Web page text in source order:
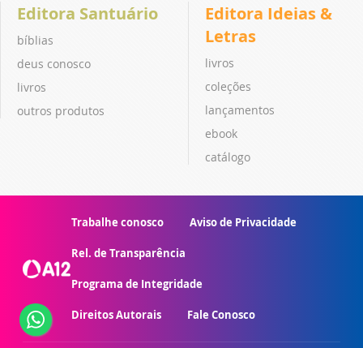
Editora Santuário
bíblias
deus conosco
livros
outros produtos
Editora Ideias &
Letras
livros
coleções
lançamentos
ebook
catálogo
Trabalhe conosco Aviso de Privacidade
Rel. de Transparência
Programa de Integridade
Direitos Autorais Fale Conosco